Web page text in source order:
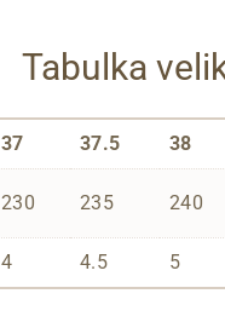
Tabulka
37 37.5 38
230 235 240
4 4.5 5